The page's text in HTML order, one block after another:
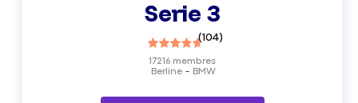
Serie 3
(104)
Berline BMW
17216 membres